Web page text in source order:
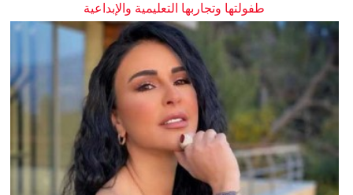
طفولتها وتجاربها التعليمية والإبداعية